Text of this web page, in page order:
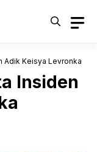
Adik Keisya Levronka
Insiden